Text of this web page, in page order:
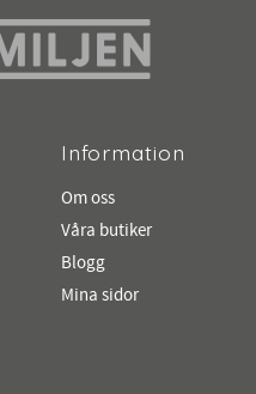
Information
Om oss
Våra butiker
Blogg
Mina sidor